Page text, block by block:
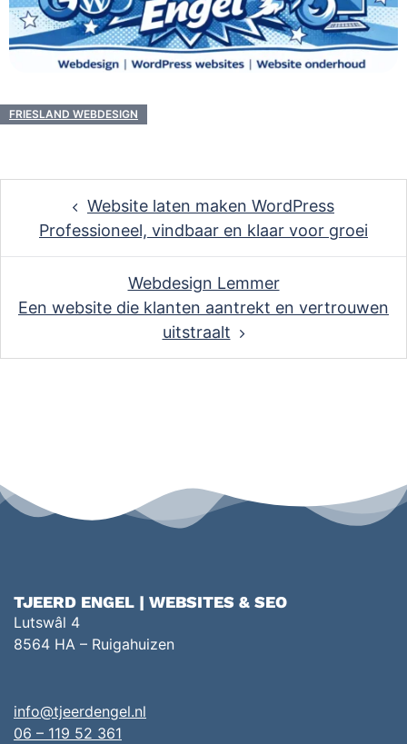
FRIESLAND WEBDESIGN
navigationWebsite laten maken WordPress
Professioneel, vindbaar en klaar voor groei
Webdesign Lemmer
Een website die klanten aantrekt en vertrouwen
uitstraalt
TJEERD ENGEL | WEBSITES & SEO
Lutswâl 4
8564 HA – Ruigahuizen
info@tjeerdengel.nl
06 – 119 52 361